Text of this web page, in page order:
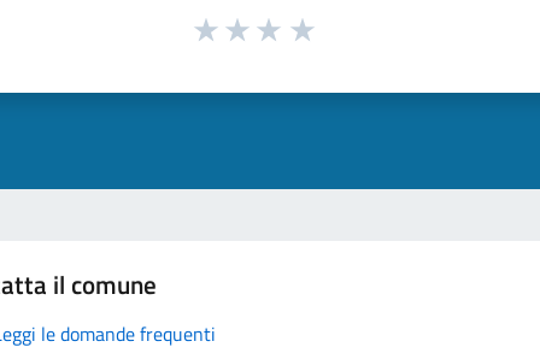
il comune
le domande frequenti